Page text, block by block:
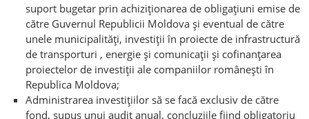
suport bugetar prin achiziționarea de obligațiuni emise de
către Guvernul Republicii Moldova și eventual de către
unele municipalități, investiții în proiecte de infrastructură
de transporturi , energie și comunicații și cofinanțarea
proiectelor de investiții ale companiilor românești în
Republica Moldova;
Administrarea investițiilor să se facă exclusiv de către
fond, supus unui audit anual, concluziile fiind obligatoriu